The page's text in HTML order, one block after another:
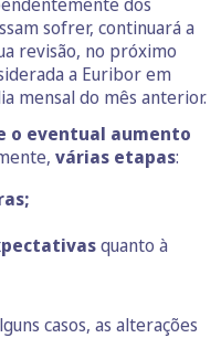
sofrer, continuará a
revisão, no próximo
a Euribor em
mensal do mês anterior.
o eventual aumento
várias etapas:
quanto à
casos, as alterações